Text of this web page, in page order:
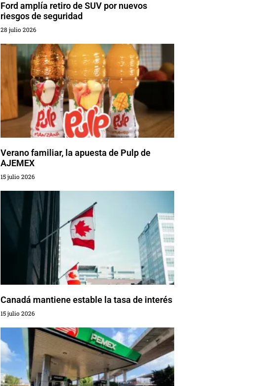
Ford amplía retiro de SUV por nuevos
riesgos de seguridad
28 julio 2026
Verano familiar, la apuesta de Pulp de
AJEMEX
15 julio 2026
Canadá mantiene estable la tasa de interés
15 julio 2026